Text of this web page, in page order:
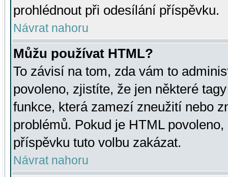
prohlédnout při odesílání příspěvku.
Návrat nahoru
Můžu používat HTML?
To závisí na tom, zda vám to
povoleno, zjistíte, že jen některé
funkce, která zamezí zneužití nebo
problémů. Pokud je HTML
příspěvku tuto volbu zakázat.
Návrat nahoru